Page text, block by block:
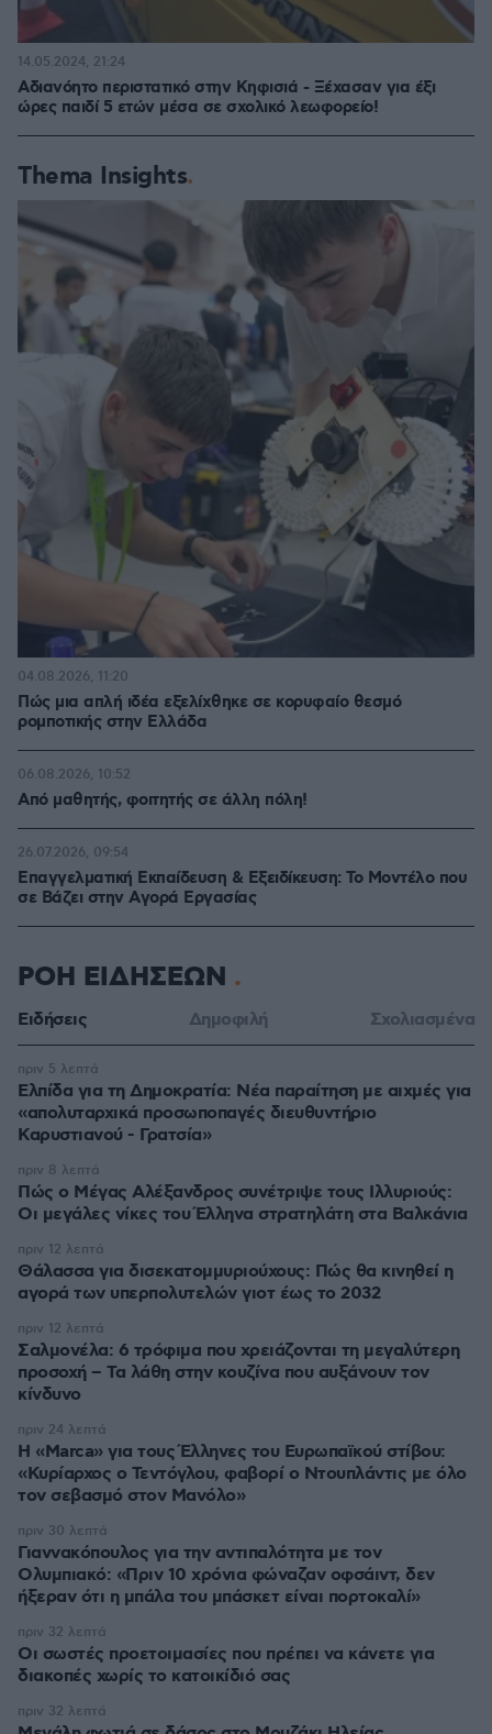
Αδιανόητο περιστατικό στην Κηφισιά - Ξέχασαν για έξι
ώρες παιδί 5 ετών μέσα σε σχολικό λεωφορείο!
14.05.2024, 21:24
Thema Insights
Πώς μια απλή ιδέα εξελίχθηκε σε κορυφαίο θεσμό
ρομποτικής στην Ελλάδα
04.08.2026, 11:20
Από μαθητής, φοιτητής σε άλλη πόλη!
06.08.2026, 10:52
Επαγγελματική Εκπαίδευση & Εξειδίκευση: Το Mοντέλο που
σε Bάζει στην Aγορά Eργασίας
26.07.2026, 09:54
ΡΟΗ ΕΙΔΗΣΕΩΝ
Ειδήσεις Δημοφιλή Σχολιασμένα
Ελπίδα για τη Δημοκρατία: Νέα παραίτηση με αιχμές για
«απολυταρχικά προσωποπαγές διευθυντήριο
Καρυστιανού - Γρατσία»
πριν 5 λεπτά
Πώς ο Μέγας Αλέξανδρος συνέτριψε τους Ιλλυριούς:
Οι μεγάλες νίκες του Έλληνα στρατηλάτη στα Βαλκάνια
πριν 8 λεπτά
Θάλασσα για δισεκατομμυριούχους: Πώς θα κινηθεί η
αγορά των υπερπολυτελών γιοτ έως το 2032
πριν 12 λεπτά
Σαλμονέλα: 6 τρόφιμα που χρειάζονται τη μεγαλύτερη
προσοχή – Τα λάθη στην κουζίνα που αυξάνουν τον
κίνδυνο
πριν 12 λεπτά
Η «Marca» για τους Έλληνες του Ευρωπαϊκού στίβου:
«Κυρίαρχος ο Τεντόγλου, φαβορί ο Ντουπλάντις με όλο
τον σεβασμό στον Μανόλο»
πριν 24 λεπτά
Γιαννακόπουλος για την αντιπαλότητα με τον
Ολυμπιακό: «Πριν 10 χρόνια φώναζαν οφσάιντ, δεν
ήξεραν ότι η μπάλα του μπάσκετ είναι πορτοκαλί»
πριν 30 λεπτά
Οι σωστές προετοιμασίες που πρέπει να κάνετε για
διακοπές χωρίς το κατοικίδιό σας
πριν 32 λεπτά
πριν 32 λεπτά